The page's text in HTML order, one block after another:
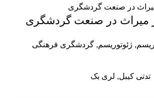
میراث در صنعت گردشگری
, ژئوتوریسم, گردشگری فرهنگی
تدتی کیبل, لری بک